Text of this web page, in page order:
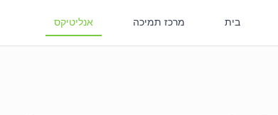
בית מרכז תמיכה אנליטיקס